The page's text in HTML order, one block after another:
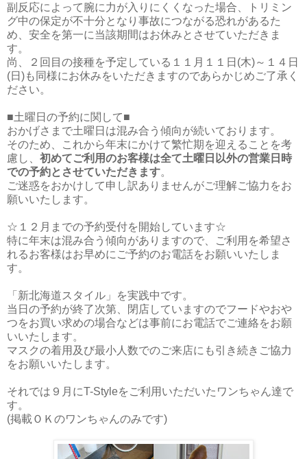
副反応によって腕に力が入りにくくなった場合、トリミン
グ中の保定が不十分となり事故につながる恐れがあるた
め、安全を第一に当該期間はお休みとさせていただきま
す。
尚、２回目の接種を予定している１１月１１日(木)～１４日
(日)も同様にお休みをいただきますのであらかじめご了承く
ださい。
■土曜日の予約に関して■
おかげさまで土曜日は混み合う傾向が続いております。
そのため、これから年末にかけて繁忙期を迎えることを考
慮し、 初めてご利用のお客様は全て土曜日以外の営業日時
での予約とさせていただきます。
ご迷惑をおかけして申し訳ありませんがご理解ご協力をお
願いいたします。
☆１２月までの予約受付を開始しています☆
特に年末は混み合う傾向がありますので、ご利用を希望さ
れるお客様はお早めにご予約のお電話をお願いいたしま
す。
「新北海道スタイル」を実践中です。
当日の予約が終了次第、閉店していますのでフードやおや
つをお買い求めの場合などは事前にお電話でご連絡をお願
いいたします。
マスクの着用及び最小人数でのご来店にも引き続きご協力
をお願いいたします。
それでは９月にT-Styleをご利用いただいたワンちゃん達で
す。
(掲載ＯＫのワンちゃんのみです)